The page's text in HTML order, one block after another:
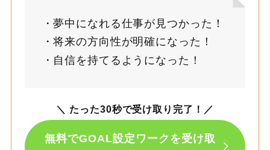
夢中になれる仕事が見つかった！
将来の方向性が明確になった！
自信を持てるようになった！
＼ たった30秒で受け取り完了！ ／
無料でGOAL設定ワークを受け取